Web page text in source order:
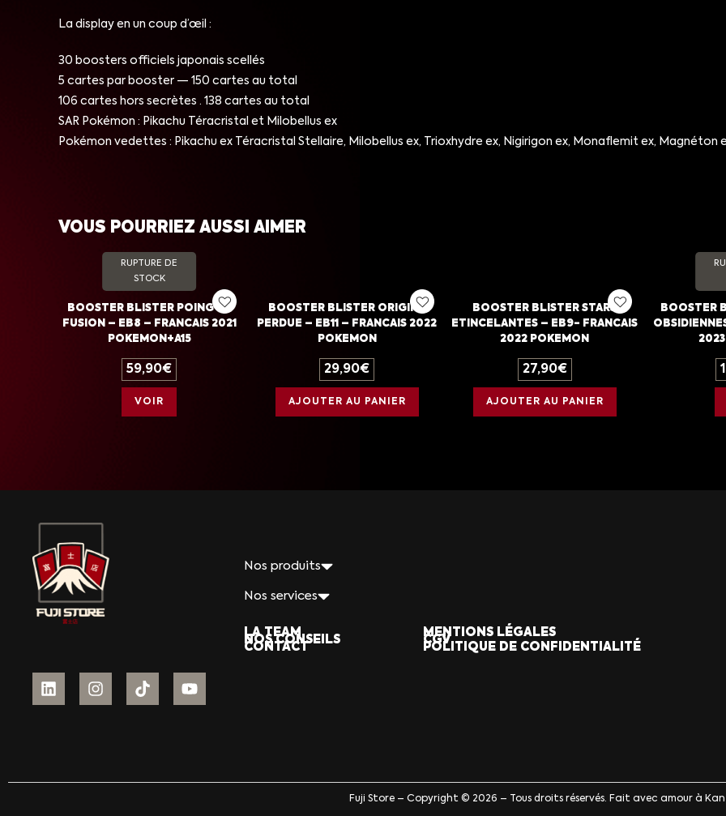
La display en un coup d’œil :
30 boosters officiels japonais scellés
5 cartes par booster — 150 cartes au total
106 cartes hors secrètes · 138 cartes au total
SAR Pokémon : Pikachu Téracristal et Milobellus ex
Pokémon vedettes : Pikachu ex Téracristal Stellaire, Milobellus ex, Trioxhydre ex, Nigirigon ex, Monaflemit ex, Magnéton
VOUS POURRIEZ AUSSI AIMER
RUPTURE DE
STOCK
BOOSTER BLISTER POING DE
FUSION – EB8 – FRANCAIS 2021
POKEMON+A15
59,90€
VOIR
BOOSTER BLISTER ORIGINE
PERDUE – EB11 – FRANCAIS 2022
POKEMON
29,90€
AJOUTER AU PANIER
BOOSTER BLISTER STARS
ETINCELANTES – EB9- FRANCAIS
2022 POKEMON
27,90€
AJOUTER AU PANIER
BOOSTER
Nos produits
Nos services
LA TEAM
NOS CONSEILS
CONTACT
MENTIONS LÉGALES
CGV
POLITIQUE DE CONFIDENTIALITÉ
Fuji Store – Copyright © 2026 – Tous droits réservés. Fait avec amour à